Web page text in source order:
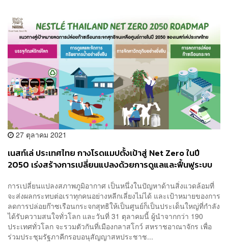
27 ตุลาคม 2021
เนสท์เล่ ประเทศไทย กางโรดแมปตั้งเป้าสู่ Net Zero ในปี
2050 เร่งสร้างการเปลี่ยนแปลงด้วยการดูแลและฟื้นฟูระบบ
การเปลี่ยนแปลงสภาพภูมิอากาศ เป็นหนึ่งในปัญหาด้านสิ่งแวดล้อมที่
จะส่งผลกระทบต่อเราทุกคนอย่างหลีกเลี่ยงไม่ได้ และเป้าหมายของการ
ลดการปล่อยก๊าซเรือนกระจกสุทธิให้เป็นศูนย์ก็เป็นประเด็นใหญ่ที่กำลัง
ได้รับความสนใจทั่วโลก และวันที่ 31 ตุลาคมนี้ ผู้นำจากกว่า 190
ประเทศทั่วโลก จะรวมตัวกันที่เมืองกลาสโกว์ สหราชอาณาจักร เพื่อ
ร่วมประชุมรัฐภาคีกรอบอนุสัญญาสหประชาช...